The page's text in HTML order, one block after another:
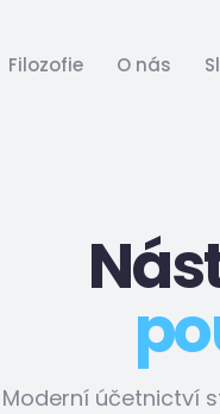
Filozofie O nás
Moderní účetnictví